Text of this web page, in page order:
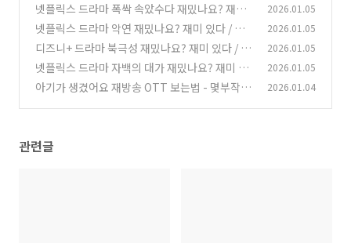
넷플릭스 드라마 폭싹 속았수다 재밌나요? 재미
있다 / 없다 - OTT 재방송 보는방법 다시보기, 제
주 4·3 사건과 숨겨놓은 상징적 의미 (0)
2026.01.05
넷플릭스 드라마 악연 재밌나요? 재미 있다 / 없
다, 웹툰과 차이점 - OTT 보는곳 다시보기
(0)
2026.01.05
디즈니+ 드라마 북극성 재밌나요? 재미 있다 / 없
다 - OTT 보는곳 다시보기
(0)
2026.01.05
넷플릭스 드라마 자백의 대가 재밌나요? 재미 있
다 / 없다 - OTT 보는곳 다시보기 (0)
2026.01.05
아기가 생겼어요 재방송 OTT 보는법 - 몇부작,
2026.01.04
관련글